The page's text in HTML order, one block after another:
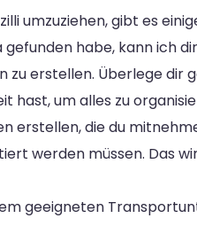
umzuziehen, gibt es
habe, kann ich
zu erstellen. Überlege
hast, um alles zu
erstellen, die du
werden müssen. Das
geeigneten